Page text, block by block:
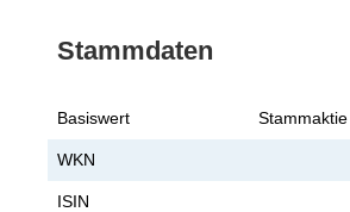
Stammdaten
Basiswert
WKN
ISIN